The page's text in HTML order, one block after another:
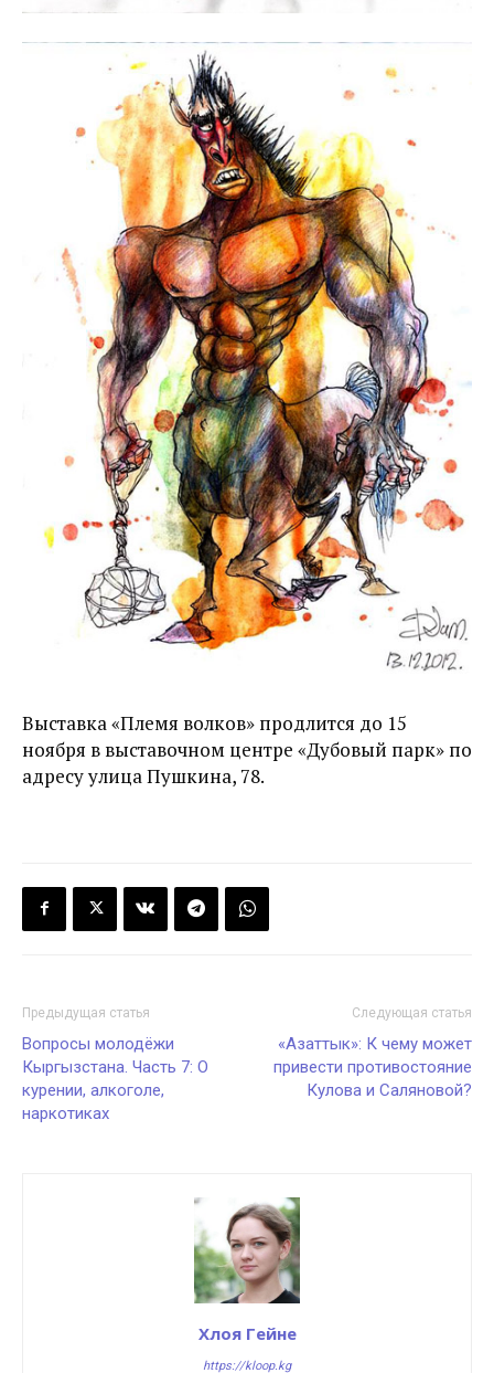
Выставка «Племя волков» продлится до 15
ноября в выставочном центре «Дубовый парк» по
адресу улица Пушкина, 78.
Предыдущая статья
Вопросы молодёжи
Кыргызстана. Часть 7: О
курении, алкоголе,
наркотиках
Следующая статья
«Азаттык»: К чему может
привести противостояние
Кулова и Саляновой?
Хлоя Гейне
https://kloop.kg